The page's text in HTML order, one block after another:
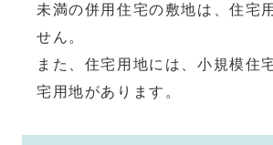
未満の併用住宅の敷地は、住宅
せん。
また、住宅用地には、小規模住
宅用地があります。